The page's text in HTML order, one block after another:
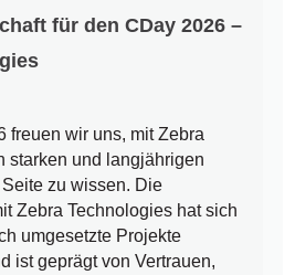
für den CDay 2026 –
freuen wir uns, mit Zebra
starken und langjährigen
zu wissen. Die
Zebra Technologies hat sich
umgesetzte Projekte
ist geprägt von Vertrauen,